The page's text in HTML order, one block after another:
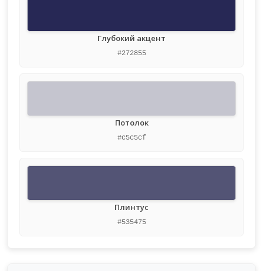
Глубокий акцент
#272855
Потолок
#c5c5cf
Плинтус
#535475